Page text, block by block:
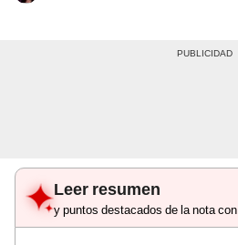
Leer resumen
y puntos destacados de la nota